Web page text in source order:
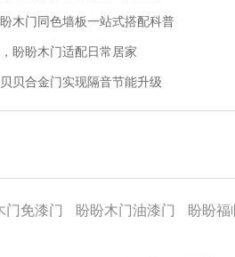
木门同色墙板一站式搭配科普
盼盼木门适配日常居家
贝合金门实现隔音节能升级
门免漆门 盼盼木门油漆门 盼盼福